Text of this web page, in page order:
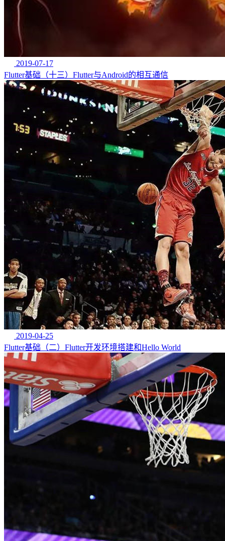
2019-07-17
Flutter基础（十三）Flutter与Android的相互通信
2019-04-25
Flutter基础（二）Flutter开发环境搭建和Hello World